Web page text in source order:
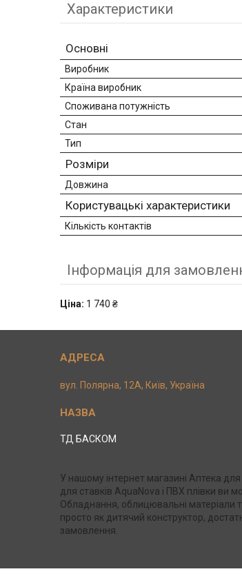
Характеристики
Основні
Виробник
Країна виробник
Споживана потужність
Стан
Тип
Розміри
Довжина
Користувацькі характеристики
Кількість контактів
Інформація для
Ціна: 1 740 ₴
вул. Полярна, 12А, Київ, Україна
ТД БАСКОМ
У нашому інтернет магазині Аптека
для ставків AquaNova і ПВХ плівки
Обладнання, облицювальні матеріали
просто як дитячий конструктор,
замовлення.